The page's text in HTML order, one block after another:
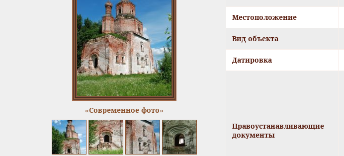
«Современное фото»
Местоположение
Вид объекта
Датировка
Правоустанавливающие
документы